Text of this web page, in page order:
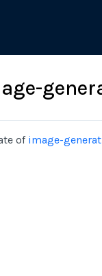
of image-